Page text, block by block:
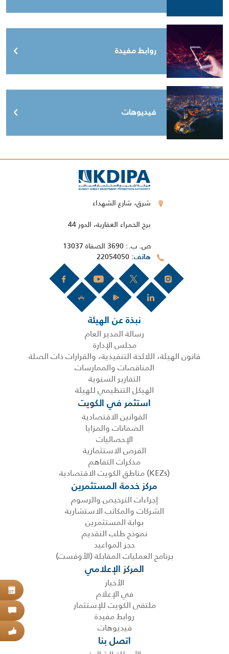
روابط مفيدة
فيديوهات
شرق، شارع الشهداء
برج الحمراء العقارية، الدور 44
ص. ب.: 3690 الصفاة 13037
هاتف
نبذة عن الهيئة
رسالة المدير العام
مجلس الإدارة
قانون الهيئة، اللائحة التنفيذية، والقرارات ذات الصلة
المناقصات والممارسات
التقارير السنوية
الهيكل التنظيمي للهيئة
استثمر في الكويت
القوانين الاقتصادية
الضمانات والمزايا
الإحصائيات
الفرص الاستثمارية
مذكرات التفاهم
(KEZs) مناطق الكويت الاقتصادية
مركز خدمة المستثمرين
إجراءات الترخيص والرسوم
الشركات والمكاتب الاستشارية
بوابة المستثمرين
نموذج طلب التقديم
حجز المواعيد
برنامج العمليات المقابلة (الأوفست)
المركز الإعلامي
الأخبار
في الإعلام
ملتقى الكويت للإستثمار
روابط مفيدة
فيديوهات
اتصل بنا
07